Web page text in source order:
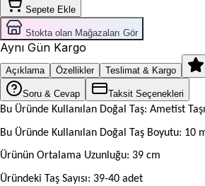
Sepete Ekle
Stokta olan Mağazaları Gör
Aynı Gün Kargo
Açıklama Özellikler Teslimat & Kargo
Soru & Cevap Taksit Seçenekleri
Bu Üründe Kullanılan Doğal Taş: Ametist Taşı
Bu Üründe Kullanılan Doğal Taş Boyutu: 10
Ürünün Ortalama Uzunluğu: 39 cm
Üründeki Taş Sayısı: 39-40 adet